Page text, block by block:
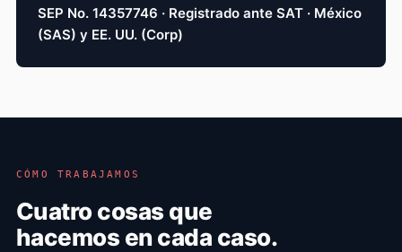
SEP No. 14357746 · Registrado ante SAT · México
(SAS) y EE. UU. (Corp)
CÓMO TRABAJAMOS
Cuatro cosas que
hacemos en cada caso.